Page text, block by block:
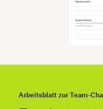
Arbeitsblatt zur Team-